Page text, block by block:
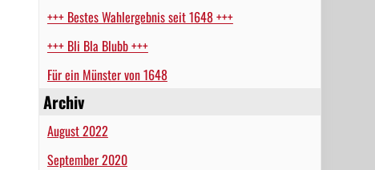
+++ Bestes Wahlergebnis seit 1648 +++
+++ Bli Bla Blubb +++
Für ein Münster von 1648
Archiv
August 2022
September 2020